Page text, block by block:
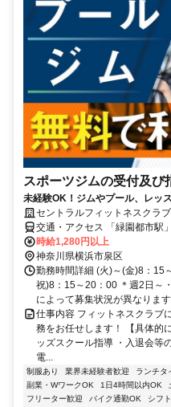
スポーツジムの受付及び
未経験OK！ジムやプール、レッ
セントラルフィットネスクラ
交通・アクセス 「緑園都市駅
時給1,280円以上
神奈川県横浜市泉区
勤務時間詳細 (火)～(金)8：15
祝)8：15～20：00 ＊週2日～
によって募集状況が異なりま
仕事内容 フィットネスクラブ
務をお任せします！ 【具体的
ッズスクール指導 ・入退会等
電...
制服あり 業界未経験者歓迎 ランチタ
副業・WワークOK
1日4時間以内OK
フリーター歓迎
バイク通勤OK シフ